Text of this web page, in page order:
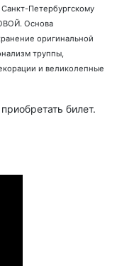
Петербургскому
Основа
оригинальной
труппы,
и великолепные
билет.